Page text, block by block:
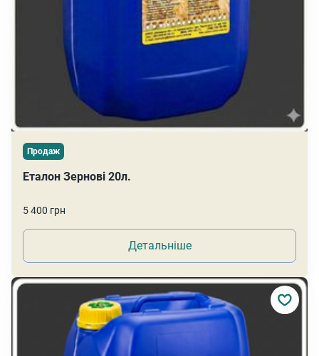
Продаж
Еталон Зернові 20л.
5 400 грн
Детальніше